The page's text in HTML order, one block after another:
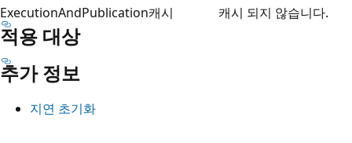
ExecutionAndPublication캐시 캐시 되지 않습니다.
적용 대상
추가 정보
지연 초기화